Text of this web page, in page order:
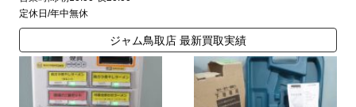
定休日/年中無休
ジャム鳥取店 最新買取実績